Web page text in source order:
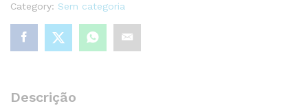
Category: Sem categoria
Descrição